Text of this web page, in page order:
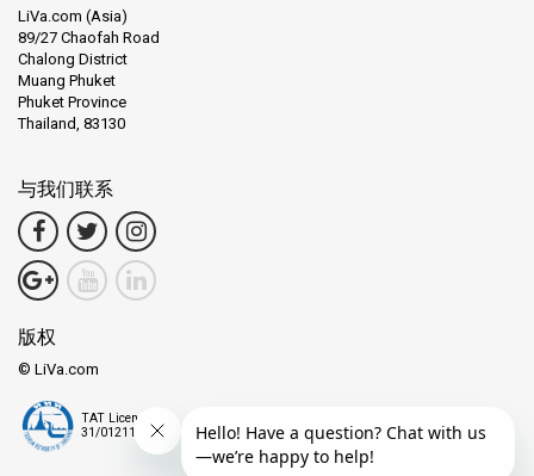
LiVa.com (Asia)
89/27 Chaofah Road
Chalong District
Muang Phuket
Phuket Province
Thailand, 83130
与我们联系
版权
© LiVa.com
TAT License
31/01211